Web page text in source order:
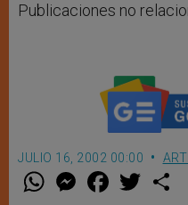
Publicaciones no
JULIO 16, 2002 00:00
W M
e
F
a w